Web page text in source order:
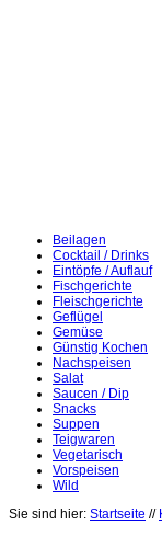
Beilagen
Cocktail / Drinks
Eintöpfe / Auflauf
Fischgerichte
Fleischgerichte
Geflügel
Gemüse
Günstig Kochen
Nachspeisen
Salat
Saucen / Dip
Snacks
Suppen
Teigwaren
Vegetarisch
Vorspeisen
Wild
Sie sind hier: Startseite //